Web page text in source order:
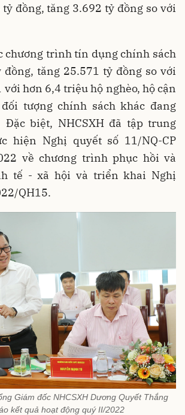
đồng, tăng 3.692 tỷ đồng so với
chương trình tín dụng chính sách
đồng, tăng 25.571 tỷ đồng so với
hơn 6,4 triệu hộ nghèo, hộ cận
tượng chính sách khác đang
Đặc biệt, NHCSXH đã tập trung
hiện Nghị quyết số 11/NQ-CP
về chương trình phục hồi và
tế - xã hội và triển khai Nghị
QH15.
Giám đốc NHCSXH Dương Quyết Thắng
kết quả hoạt động quý II/2022